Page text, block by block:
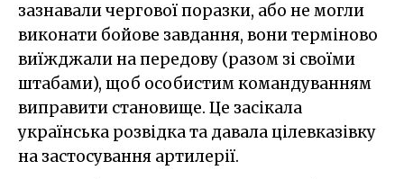
зазнавали чергової поразки, або не могли
виконати бойове завдання, вони терміново
виїжджали на передову (разом зі своїми
штабами), щоб особистим командуванням
виправити становище. Це засікала
українська розвідка та давала цілевказівку
на застосування артилерії.